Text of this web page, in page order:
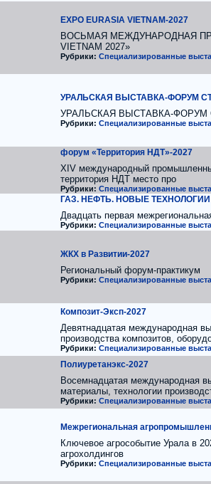
EXPO EURASIA VIETNAM-2027
ВОСЬМАЯ МЕЖДУНАРОДНАЯ
VIETNAM 2027»
Рубрики: Специализированные
УРАЛЬСКАЯ ВЫСТАВКА-ФОРУМ
УРАЛЬСКАЯ ВЫСТАВКА-ФОРУМ
Рубрики: Специализированные
форум «Территория НДТ»-2027
XIV международный
территория НДТ место про
Рубрики: Специализированные
ГАЗ. НЕФТЬ. НОВЫЕ ТЕХНОЛОГИИ
Двадцать первая
Рубрики: Специализированные
ЖКХ в Развитии-2027
Региональный форум-практикум
Рубрики: Специализированные
Композит-Эксп-2027
Девятнадцатая международная
производства композитов,
Рубрики: Специализированные
Полиуретанэкс-2027
Восемнадцатая международная
материалы, технологии
Рубрики: Специализированные
Межрегиональная
Ключевое агрособытие Урала в
агрохолдингов
Рубрики: Специализированные